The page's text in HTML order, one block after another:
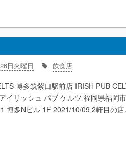
日火曜日 飲食店
博多筑紫口駅前店 IRISH PUB
イリッシュ パブ ケルツ 福岡県福岡
博多Nビル 1F 2021/10/09 2軒目の